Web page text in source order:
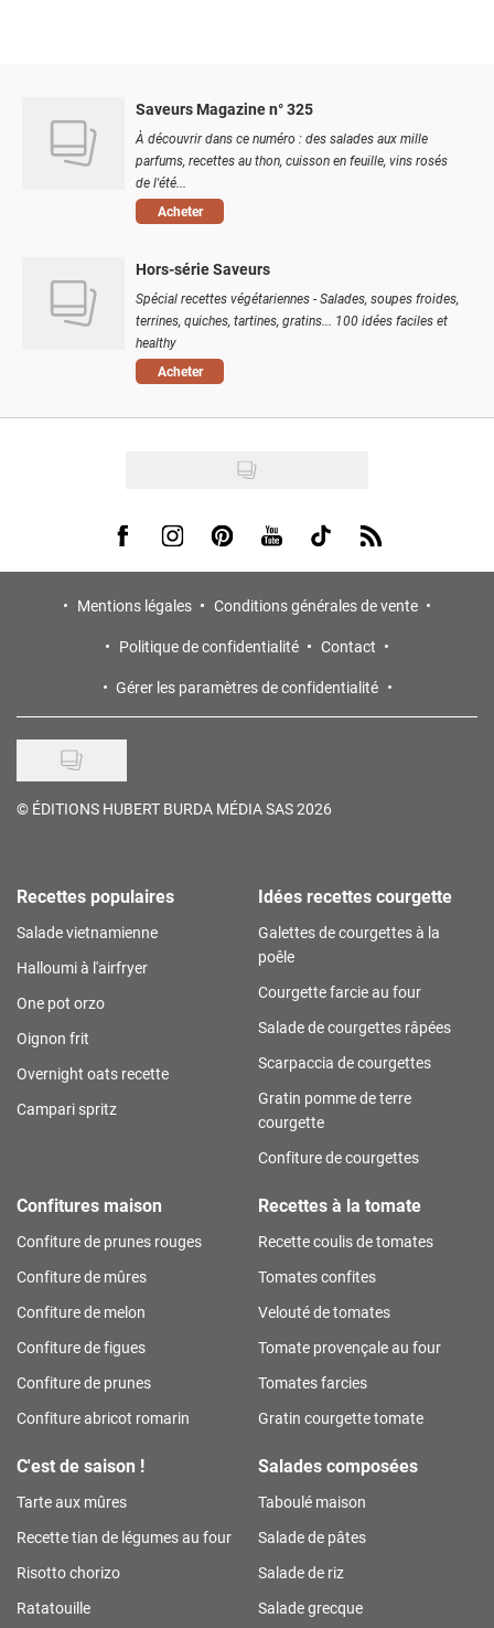
Saveurs Magazine n° 325
À découvrir dans ce numéro : des salades aux mille
parfums, recettes au thon, cuisson en feuille, vins rosés
de l'été...
Acheter
Hors-série Saveurs
Spécial recettes végétariennes - Salades, soupes froides,
terrines, quiches, tartines, gratins... 100 idées faciles et
healthy
Acheter
Visit us on Facebook
Visit us on Instagram
Visit us on Pinterest
Visit us on Youtube
Visit us on Tiktok
Visit us on Rss
Mentions légales
Conditions générales de vente
Politique de confidentialité
Contact
Gérer les paramètres de confidentialité
© ÉDITIONS HUBERT BURDA MÉDIA SAS 2026
Recettes populaires
Salade vietnamienne
Halloumi à l'airfryer
One pot orzo
Oignon frit
Overnight oats recette
Campari spritz
Idées recettes courgette
Galettes de courgettes à la
poêle
Courgette farcie au four
Salade de courgettes râpées
Scarpaccia de courgettes
Gratin pomme de terre
courgette
Confiture de courgettes
Confitures maison
Confiture de prunes rouges
Confiture de mûres
Confiture de melon
Confiture de figues
Confiture de prunes
Confiture abricot romarin
Recettes à la tomate
Recette coulis de tomates
Tomates confites
Velouté de tomates
Tomate provençale au four
Tomates farcies
Gratin courgette tomate
C'est de saison !
Tarte aux mûres
Recette tian de légumes au four
Risotto chorizo
Ratatouille
Salades composées
Taboulé maison
Salade de pâtes
Salade de riz
Salade grecque